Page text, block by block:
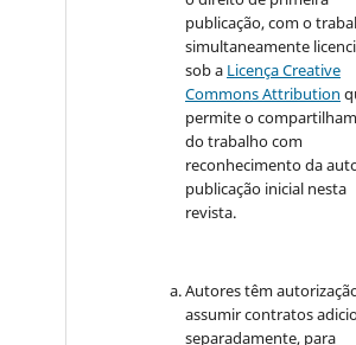
publicação, com o
simultaneamente
sob a Licença Creative
Commons Attribution
permite o
do trabalho com
reconhecimento da
publicação inicial nesta
revista.
Autores têm
assumir contratos
separadamente, para